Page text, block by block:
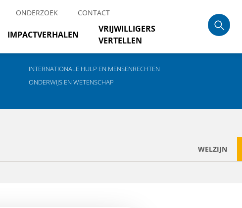
ONDERZOEK CONTACT
IMPACTVERHALEN
VRIJWILLIGERS
VERTELLEN
INTERNATIONALE HULP EN MENSENRECHTEN
ONDERWIJS EN WETENSCHAP
WELZIJN